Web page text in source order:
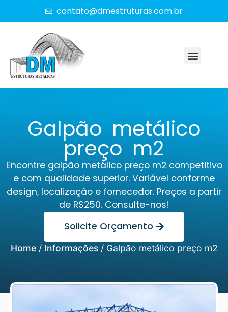
contato@dmestruturas.com.br
Galpão metálico
preço m2
Encontre galpão metálico preço m2 competitivo
e com qualidade superior. Variável conforme
design, localização e fornecedor. Preços a partir
de R$250. Consulte-nos!
Solicite Orçamento
Home/ Informações/ Galpão metálico preço m2